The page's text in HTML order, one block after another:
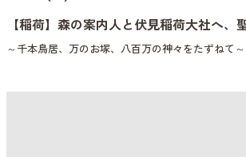
【稲荷】森の案内人と伏見稲荷大社へ、
～千本鳥居、万のお塚、八百万の神々をたずねて～